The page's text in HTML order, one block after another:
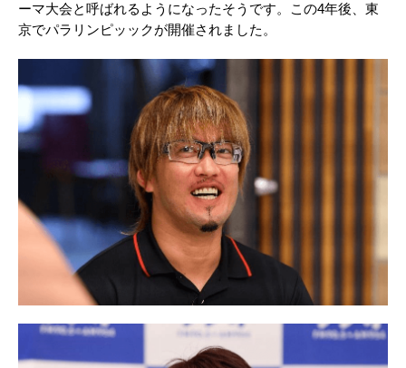
ーマ大会と呼ばれるようになったそうです。この4年後、東
京でパラリンピッックが開催されました。